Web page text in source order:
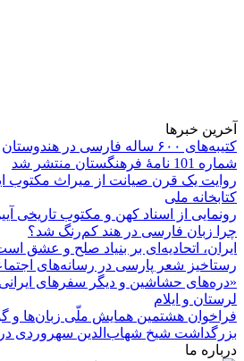
آخرین خبرها
کتیبه‌های ۶۰۰ ساله فارسی در هندوستان
شماره 101 نامۀ فرهنگستان منتشر شد
روایت یک قرن صیانت از میراث مکتوب
کتابخانه ملی
رونمایی از اسناد کهن و مکتوب تاریخی
چرا زبان فارسی در هند کم‌رنگ شد؟
ایران، اتحادیه‌ای بر بنیاد صلح و عشق
رستاخیز شعر پارسی در رسانه‌های
«دره‌های حشاشین و دیگر سفرهای
لرستان و ایلام
فراخوان هشتمین همایش ملّی زبان‌ها و
بزرگداشت شیخ شهاب‌الدین سهروردی
درباره ما